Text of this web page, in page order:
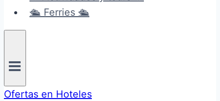
🛳️ Ferries 🛳️
Ofertas en Hoteles